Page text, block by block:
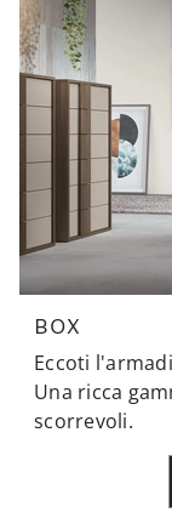
BOX
Eccoti
Una ricca
scorrevoli.